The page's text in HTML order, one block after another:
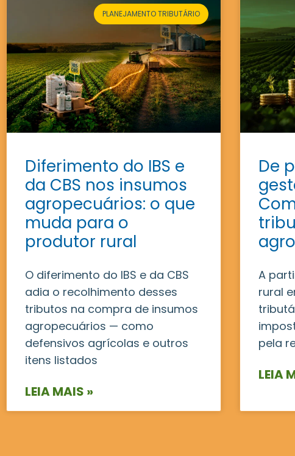
PLANEJAMENTO TRIBUTÁRIO
Diferimento do IBS e
da CBS nos insumos
agropecuários: o que
muda para o
produtor rural
O diferimento do IBS e da CBS
adia o recolhimento desses
tributos na compra de insumos
agropecuários — como
defensivos agrícolas e outros
itens listados
LEIA MAIS »
De
A
rural
pela
LEIA